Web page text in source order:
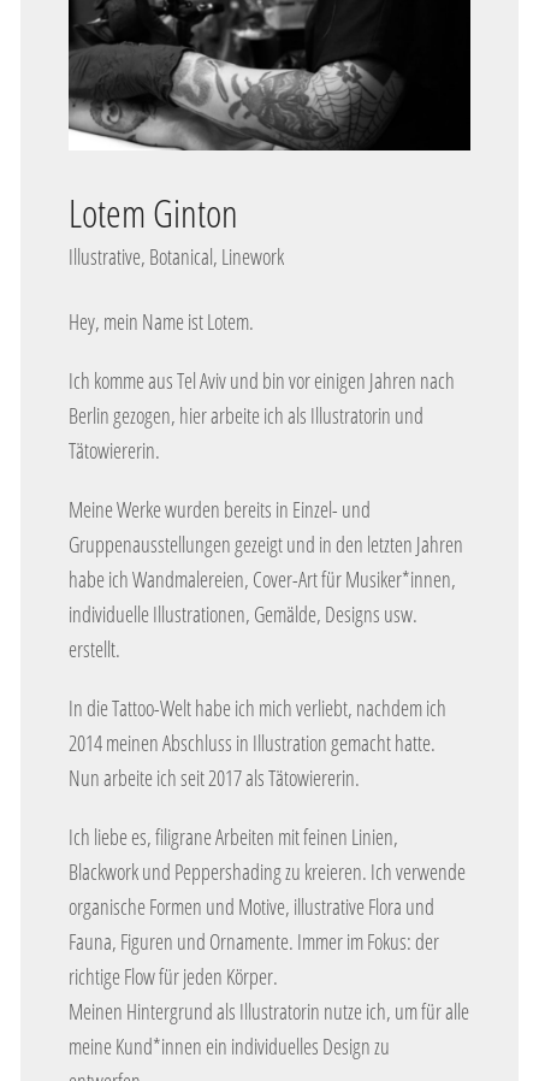
Lotem Ginton
Illustrative, Botanical, Linework
Hey, mein Name ist Lotem.
Ich komme aus Tel Aviv und bin vor einigen Jahren nach
Berlin gezogen, hier arbeite ich als Illustratorin und
Tätowiererin.
Meine Werke wurden bereits in Einzel- und
Gruppenausstellungen gezeigt und in den letzten Jahren
habe ich Wandmalereien, Cover-Art für Musiker*innen,
individuelle Illustrationen, Gemälde, Designs usw.
erstellt.
In die Tattoo-Welt habe ich mich verliebt, nachdem ich
2014 meinen Abschluss in Illustration gemacht hatte.
Nun arbeite ich seit 2017 als Tätowiererin.
Ich liebe es, filigrane Arbeiten mit feinen Linien,
Blackwork und Peppershading zu kreieren. Ich verwende
organische Formen und Motive, illustrative Flora und
Fauna, Figuren und Ornamente. Immer im Fokus: der
richtige Flow für jeden Körper.
Meinen Hintergrund als Illustratorin nutze ich, um für alle
meine Kund*innen ein individuelles Design zu